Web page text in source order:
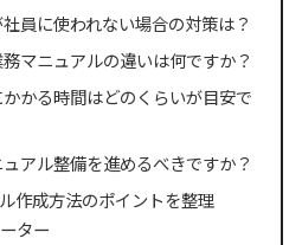
員に使われない場合の対策は？
マニュアルの違いは何ですか？
かる時間はどのくらいが目安で
アル整備を進めるべきですか？
作成方法のポイントを整理
ター